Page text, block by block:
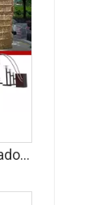
HBA-100-110110 Empacadora de residuos comercial para reciclaje de alto volumen: empacadora horizontal automática para cartón, plástico, botellas de PET y más